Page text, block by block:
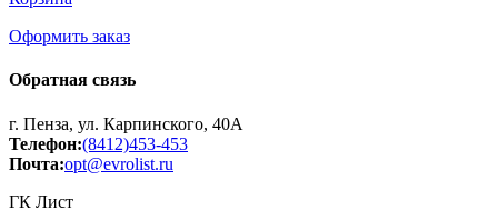
Оформить заказ
Обратная связь
г. Пенза, ул. Карпинского, 40А
Телефон:(8412)453-453
Почта:opt@evrolist.ru
ГК Лист